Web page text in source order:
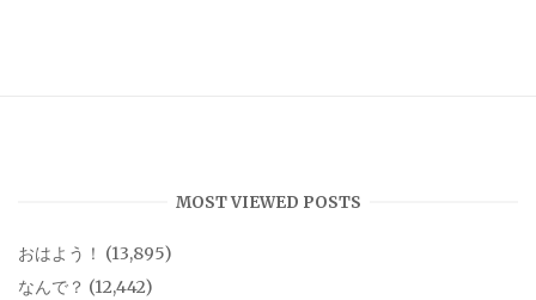
MOST VIEWED POSTS
おはよう！ (13,895)
なんで？ (12,442)